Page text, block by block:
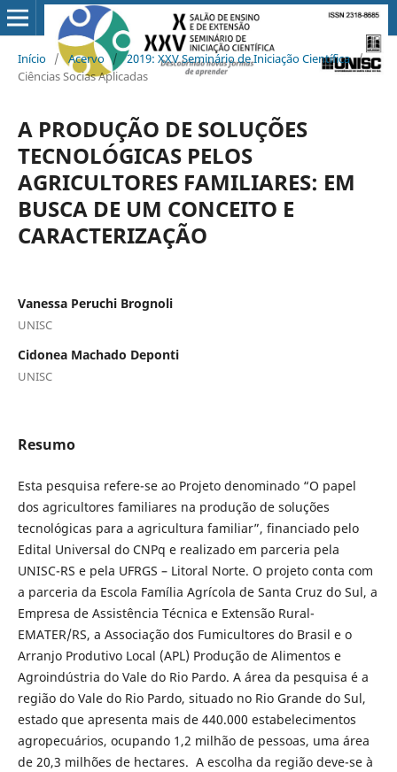
Início / Acervo / 2019: XXV Seminário de Iniciação Científica /
Ciências Socias Aplicadas
A PRODUÇÃO DE SOLUÇÕES
TECNOLÓGICAS PELOS
AGRICULTORES FAMILIARES: EM
BUSCA DE UM CONCEITO E
CARACTERIZAÇÃO
Vanessa Peruchi Brognoli
UNISC
Cidonea Machado Deponti
UNISC
Resumo
Esta pesquisa refere-se ao Projeto denominado “O papel
dos agricultores familiares na produção de soluções
tecnológicas para a agricultura familiar”, financiado pelo
Edital Universal do CNPq e realizado em parceria pela
UNISC-RS e pela UFRGS – Litoral Norte. O projeto conta com
a parceria da Escola Família Agrícola de Santa Cruz do Sul, a
Empresa de Assistência Técnica e Extensão Rural-
EMATER/RS, a Associação dos Fumicultores do Brasil e o
Arranjo Produtivo Local (APL) Produção de Alimentos e
Agroindústria do Vale do Rio Pardo. A área da pesquisa é a
região do Vale do Rio Pardo, situado no Rio Grande do Sul,
estado que apresenta mais de 440.000 estabelecimentos
agropecuários, ocupando 1,2 milhão de pessoas, uma área
de 20,3 milhões de hectares. A escolha da região deve-se à